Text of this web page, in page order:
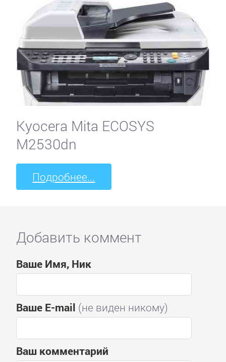
Kyocera Mita ECOSYS
M2530dn
Подробнее...
Добавить коммент
Ваше Имя, Ник
Ваше E-mail (не виден никому)
Ваш комментарий